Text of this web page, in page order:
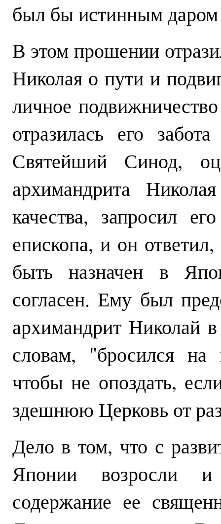
был бы истинным
В этом прошении
Николая о пути и
личное
отразилась его
Святейший Синод,
архимандрита
качества, запросил
епископа, и он
быть назначен в
согласен. Ему был
архимандрит Николай
словам, "бросился на
чтобы не опоздать,
здешнюю Церковь от
Дело в том, что с
Японии возросли
содержание ее